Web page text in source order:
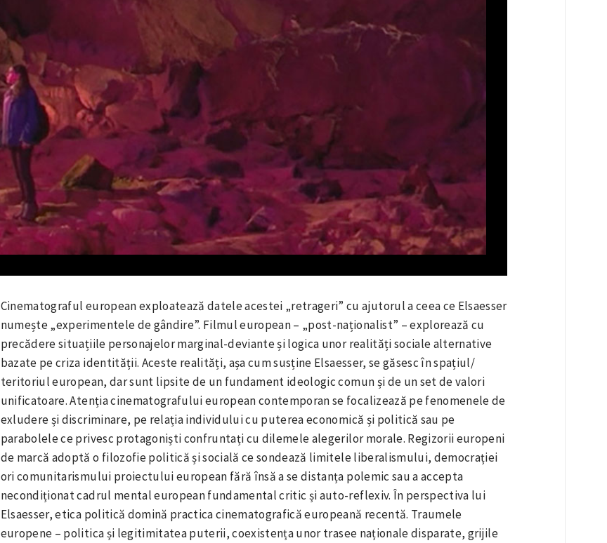
Cinematograful european exploatează datele acestei „retrageri” cu ajutorul a ceea ce Elsaesser
numește „experimentele de gândire”. Filmul european – „post-naționalist” – explorează cu
precădere situațiile personajelor marginal-deviante și logica unor realități sociale alternative
bazate pe criza identității. Aceste realități, așa cum susține Elsaesser, se găsesc în spațiul/
teritoriul european, dar sunt lipsite de un fundament ideologic comun și de un set de valori
unificatoare. Atenția cinematografului european contemporan se focalizează pe fenomenele de
exludere și discriminare, pe relația individului cu puterea economică și politică sau pe
parabolele ce privesc protagoniști confruntați cu dilemele alegerilor morale. Regizorii europeni
de marcă adoptă o filozofie politică și socială ce sondează limitele liberalismului, democrației
ori comunitarismului proiectului european fără însă a se distanța polemic sau a accepta
necondiționat cadrul mental european fundamental critic și auto-reflexiv. În perspectiva lui
Elsaesser, etica politică domină practica cinematografică europeană recentă. Traumele
europene – politica și legitimitatea puterii, coexistența unor trasee naționale disparate, grijile